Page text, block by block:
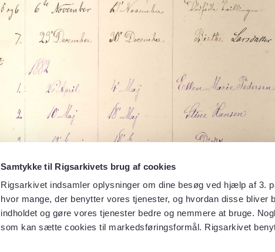
Samtykke til Rigsarkivets brug af cookies
Rigsarkivet indsamler oplysninger om dine besøg ved hjælp af 3.
hvor mange, der benytter vores tjenester, og hvordan disse bliver
indholdet og gøre vores tjenester bedre og nemmere at bruge.
som kan sætte cookies til markedsføringsformål. Rigsarkivet